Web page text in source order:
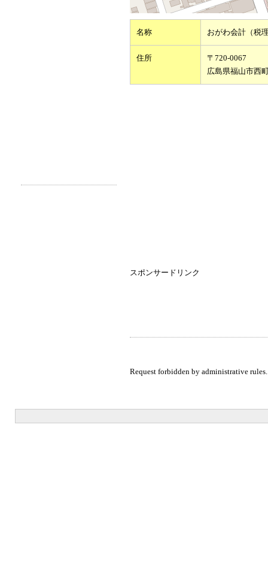
名称 おがわ会計（税
住所
〒720-0067
広島県福山市西
スポンサードリンク
Request forbidden by administrative rules.